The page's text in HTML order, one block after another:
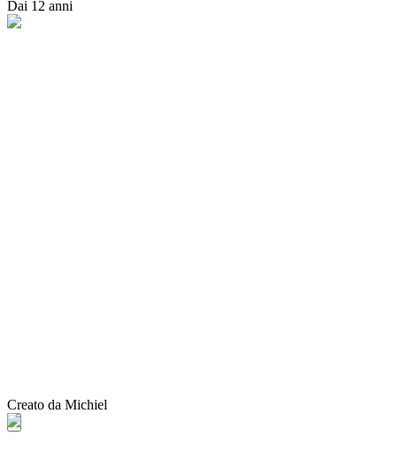
Dai 12 anni
Creato da Michiel